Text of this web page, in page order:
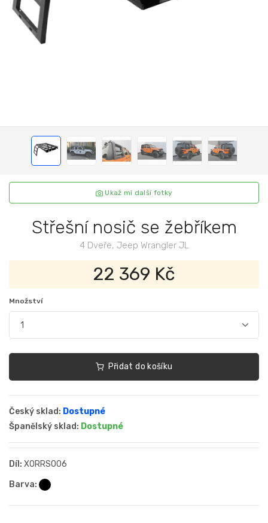
Ukaž mi další fotky
Střešní nosič se žebříkem
4 Dveře, Jeep Wrangler JL
22 369 Kč
Množství
Přidat do košíku
Český sklad: Dostupné
Španělský sklad: Dostupné
Díl: XORRS006
Barva: